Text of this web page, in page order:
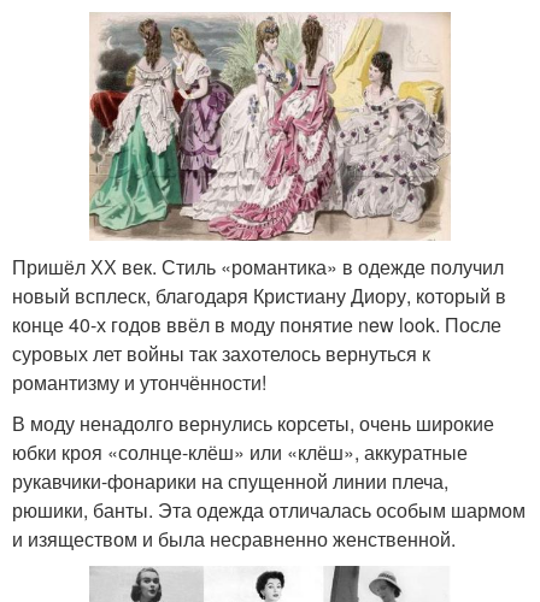
Пришёл ХХ век. Стиль «романтика» в одежде получил
новый всплеск, благодаря Кристиану Диору, который в
конце 40-х годов ввёл в моду понятие new look. После
суровых лет войны так захотелось вернуться к
романтизму и утончённости!
В моду ненадолго вернулись корсеты, очень широкие
юбки кроя «солнце-клёш» или «клёш», аккуратные
рукавчики-фонарики на спущенной линии плеча,
рюшики, банты. Эта одежда отличалась особым шармом
и изяществом и была несравненно женственной.